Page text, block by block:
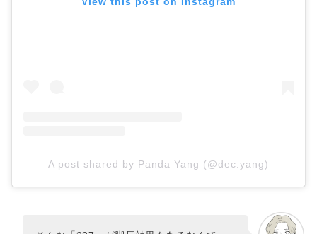
A post shared by Panda Yang (@dec.yang)